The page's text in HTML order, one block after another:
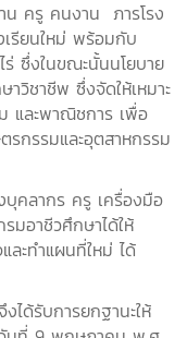
น ครู คนงาน ภารโรง
เรียนใหม่ พร้อมกับ
ซึ่งในขณะนั้นนโยบาย
วิชาชีพ ซึ่งจัดให้เหมาะ
และพาณิชการ เพื่อ
รกรรมและอุตสาหกรรม
คลากร ครู เครื่องมือ
อาชีวศึกษาได้ให้
ละทำแผนที่ใหม่ ได้
ด้รับการยกฐานะให้